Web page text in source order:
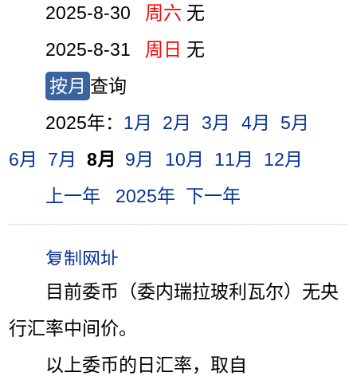
2025-8-30 周六 无
2025-8-31 周日 无
按月 查询
2025年： 1月 2月 3月 4月
5月
6月
7月 8月 9月 10月 11月
12月
上一年
2025年 下一年
目前委币（委内瑞拉玻利瓦尔）无央
行汇率中间价。
以上委币的日汇率，取自